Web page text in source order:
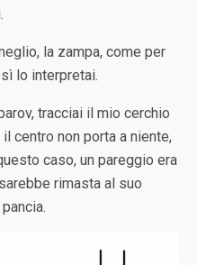
la zampa, come per
lo interpretai.
tracciai il mio cerchio
centro non porta a niente,
caso, un pareggio era
rimasta al suo